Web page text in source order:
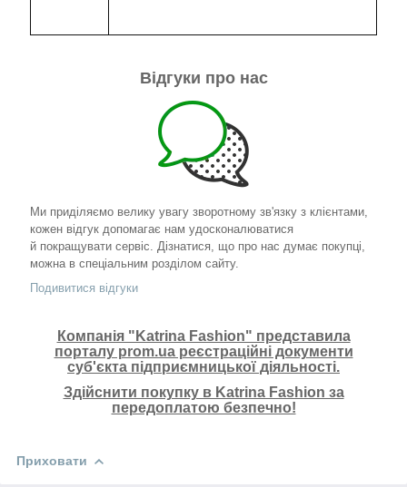
Відгуки про нас
Ми приділяємо велику увагу зворотному зв'язку з клієнтами,
кожен відгук допомагає нам удосконалюватися
й покращувати сервіс. Дізнатися, що про нас думає покупці,
можна в спеціальним розділом сайту.
Подивитися відгуки
Компанія "Katrina Fashion" представила
порталу prom.ua реєстраційні документи
суб'єкта підприємницької діяльності.
Здійснити покупку в Katrina Fashion за
передоплатою безпечно!
Приховати